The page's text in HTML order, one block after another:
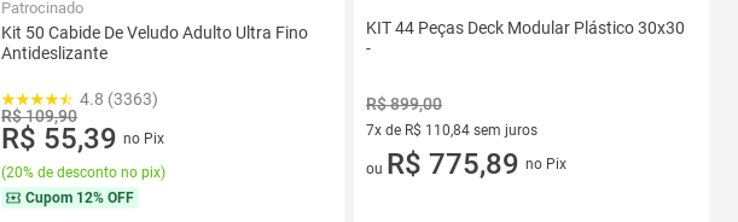
Patrocinado
Kit 50 Cabide De Veludo Adulto Ultra Fino
Antideslizante
4.8 (3363)
R$ 109,90
R$ 55,39 no Pix
(20% de desconto no pix)
Cupom 12% OFF
KIT 44 Peças Deck Modular Plástico 30x30
-
R$ 899,00
7x de R$ 110,84 sem juros
7 vez de R$ 110,84 sem juros
ou R$ 775,89 no Pix